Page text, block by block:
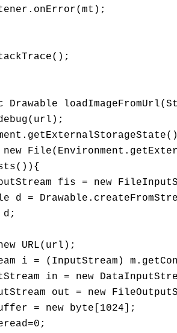
Drawable
fis = new
d =
URL(url);
i = (InputStream)
in = new
out = new
= new byte[1024];